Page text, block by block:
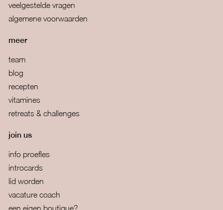
veelgestelde vragen
algemene voorwaarden
meer
team
blog
recepten
vitamines
retreats & challenges
join us
info proefles
introcards
lid worden
vacature coach
een eigen boutique?